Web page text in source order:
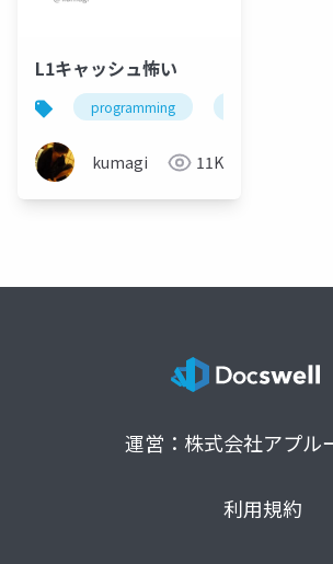
L1キャッシュ怖い
programming
kumagi 11K
運営：株式会社アプル
利用規約